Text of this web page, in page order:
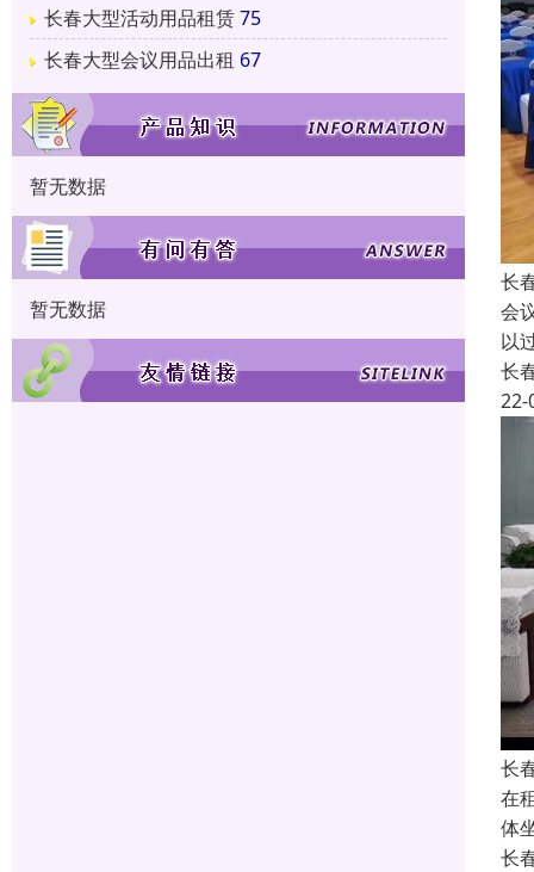
长春大型活动用品租赁75
长春大型会议用品出租 67
暂无数据
暂无数据
长
会
以
长
22-
长
在
体
长